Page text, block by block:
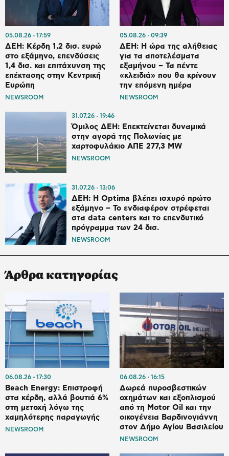
05.08.26 17:59
ΔΕΗ: Κέρδη 1,2 δισ. ευρώ
στο εξάμηνο, επενδύσεις
1,4 δισ. και επιτάχυνση της
επέκτασης στην Κεντρική
Ευρώπη
NEWSROOM
05.08.26 09:39
ΔΕΗ: Η ώρα της αλήθειας
για τα αποτελέσματα
εξαμήνου – Τα πέντε
«κλειδιά» που θα κρίνουν
την επόμενη ημέρα
NEWSROOM
31.07.26 19:46
Όμιλος ΔΕΗ: Επεκτείνεται δυναμικά
στην αγορά της Πολωνίας με
χαρτοφυλάκιο ΑΠΕ 277,3 MW
NEWSROOM
31.07.26 13:06
ΔΕΗ: Η Optima βλέπει ισχυρό πρώτο
εξάμηνο – Το ενδιαφέρον στρέφεται
στα data centers και το επενδυτικό
πρόγραμμα των 24 δισ.
NEWSROOM
Άρθρα κατηγορίας
06.08.26 17:30
Beach Energy: Επιστροφή
στα κέρδη, αλλά βουτιά 6%
στη μετοχή λόγω της
χαμηλότερης παραγωγής
NEWSROOM
06.08.26 16:15
Δωρεά πυροσβεστικών
οχημάτων και εξοπλισμού
από τη Motor Oil και την
οικογένεια Βαρδινογιάννη
στον Δήμο Αγίου Βασιλείου
NEWSROOM